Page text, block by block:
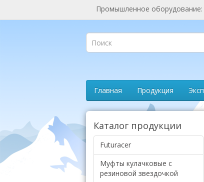
Промышленное оборудование:
Главная Продукция
Каталог продукции
Futuracer
Муфты кулачковые с
резиновой звездочкой